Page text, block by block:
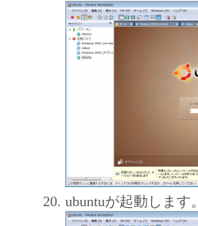
ubuntuが起動します。